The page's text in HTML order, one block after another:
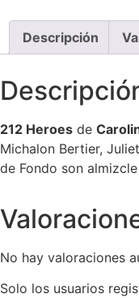
Descripción
212 Heroes de
Michalon Bertier,
de Fondo son
No hay valoraciones
Solo los usuarios